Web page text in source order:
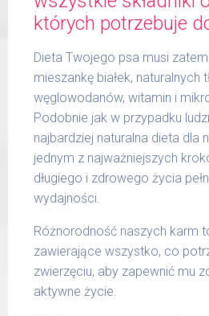
których potrzebuje
Dieta Twojego psa musi
mieszankę białek, naturalnych
węglowodanów, witamin i
Podobnie jak w przypadku
najbardziej naturalna dieta dla
jednym z najważniejszych
długiego i zdrowego życia
wydajności.
Różnorodność naszych karm
zawierające wszystko, co
zwierzęciu, aby zapewnić mu
aktywne życie.